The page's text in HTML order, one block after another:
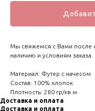
Мы свяжемся с Вами после
наличию и условиям заказа.
Материал: Футер с начесом
Состав: 100% хлопок
Плотность: 280 гр/кв.м
Доставка и оплата
Доставка и оплата